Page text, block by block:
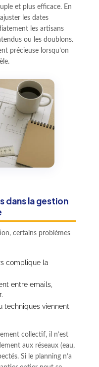
et plus efficace. En
les dates
les artisans
ou les doublons.
précieuse lorsqu’on
dans la gestion
certains problèmes
complique la
entre emails,
techniques viennent
collectif, il n’est
aux réseaux (eau,
Si le planning n’a